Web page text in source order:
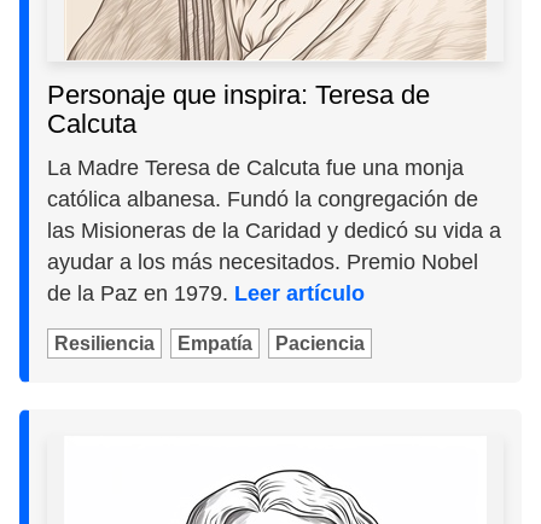
Personaje que inspira: Teresa de
Calcuta
La Madre Teresa de Calcuta fue una monja
católica albanesa. Fundó la congregación de
las Misioneras de la Caridad y dedicó su vida a
ayudar a los más necesitados. Premio Nobel
de la Paz en 1979. Leer artículo
Resiliencia Empatía Paciencia